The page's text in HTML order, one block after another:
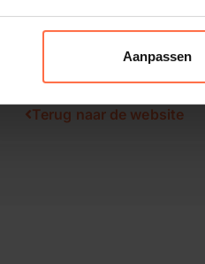
Aanpassen
Terug naar de website